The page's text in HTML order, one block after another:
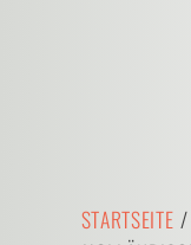
STARTSEITE /